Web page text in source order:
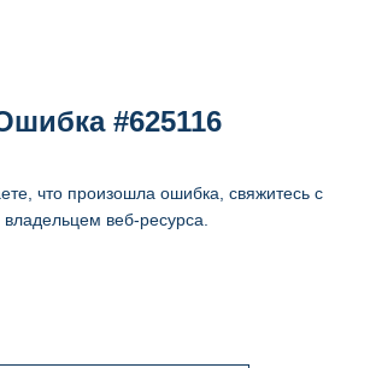
#625116
что произошла ошибка, свяжитесь с
владельцем веб-ресурса.